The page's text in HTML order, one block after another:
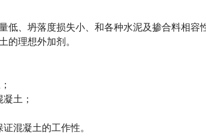
、坍落度损失小、和各种水泥及掺合料相容
的理想外加剂。
土；
混凝土的工作性。